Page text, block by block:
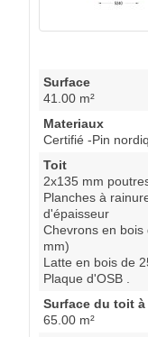
Surface
41.00 m²
Materiaux
Certifié -Pin
Toit
2x135 mm
Planches à
d'épaisseur
Chevrons en
mm)
Latte en bois de
Plaque d'OSB .
Surface du toit
65.00 m²